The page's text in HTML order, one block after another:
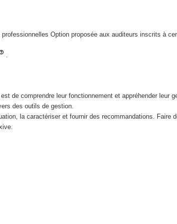
Option proposée aux auditeurs inscrits à
de comprendre leur fonctionnement et appréhender leur
des outils de gestion.
la caractériser et fournir des recommandations. Faire